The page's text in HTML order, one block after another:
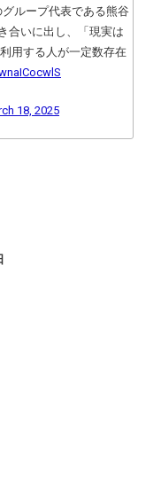
ループ代表である熊谷
合いに出し、「現実は
用する人が一定数存在
18, 2025